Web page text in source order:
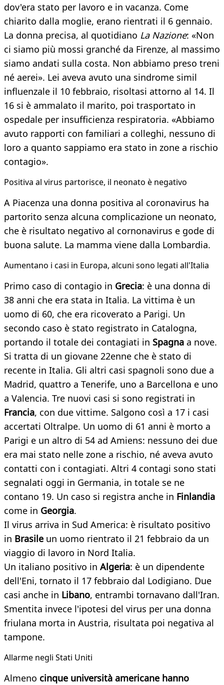
dov'era stato per lavoro e in vacanza. Come
chiarito dalla moglie, erano rientrati il 6 gennaio.
La donna precisa, al quotidiano La Nazione: «Non
ci siamo più mossi granché da Firenze, al massimo
siamo andati sulla costa. Non abbiamo preso treni
né aerei». Lei aveva avuto una sindrome simil
influenzale il 10 febbraio, risoltasi attorno al 14. Il
16 si è ammalato il marito, poi trasportato in
ospedale per insufficienza respiratoria. «Abbiamo
avuto rapporti con familiari a colleghi, nessuno di
loro a quanto sappiamo era stato in zone a rischio
contagio».
Positiva al virus partorisce, il neonato è negativo
A Piacenza una donna positiva al coronavirus ha
partorito senza alcuna complicazione un neonato,
che è risultato negativo al cornonavirus e gode di
buona salute. La mamma viene dalla Lombardia.
Aumentano i casi in Europa, alcuni sono legati all'Italia
Primo caso di contagio in Grecia: è una donna di
38 anni che era stata in Italia. La vittima è un
uomo di 60, che era ricoverato a Parigi. Un
secondo caso è stato registrato in Catalogna,
portando il totale dei contagiati in Spagna a nove.
Si tratta di un giovane 22enne che è stato di
recente in Italia. Gli altri casi spagnoli sono due a
Madrid, quattro a Tenerife, uno a Barcellona e uno
a Valencia. Tre nuovi casi si sono registrati in
Francia, con due vittime. Salgono così a 17 i casi
accertati Oltralpe. Un uomo di 61 anni è morto a
Parigi e un altro di 54 ad Amiens: nessuno dei due
era mai stato nelle zone a rischio, né aveva avuto
contatti con i contagiati. Altri 4 contagi sono stati
segnalati oggi in Germania, in totale se ne
contano 19. Un caso si registra anche in Finlandia
come in Georgia.
Il virus arriva in Sud America: è risultato positivo
in Brasile un uomo rientrato il 21 febbraio da un
viaggio di lavoro in Nord Italia.
Un italiano positivo in Algeria: è un dipendente
dell'Eni, tornato il 17 febbraio dal Lodigiano. Due
casi anche in Libano, entrambi tornavano dall'Iran.
Smentita invece l'ipotesi del virus per una donna
friulana morta in Austria, risultata poi negativa al
tampone.
Allarme negli Stati Uniti
Almeno cinque università americane hanno